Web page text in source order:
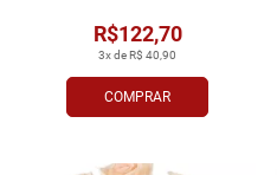
COMPRAR
3x de R$ 40,90
R$122,70